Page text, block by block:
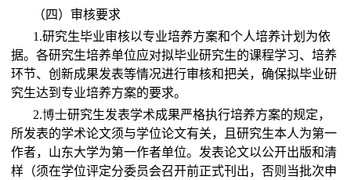
（四）审核要求
1.研究生毕业审核以专业培养方案和个人培养计划为依
据。各研究生培养单位应对拟毕业研究生的课程学习、培养
环节、创新成果发表等情况进行审核和把关，确保拟毕业研
究生达到专业培养方案的要求。
2.博士研究生发表学术成果严格执行培养方案的规定，
所发表的学术论文须与学位论文有关，且研究生本人为第一
作者，山东大学为第一作者单位。发表论文以公开出版和清
样（须在学位评定分委员会召开前正式刊出，否则当批次申